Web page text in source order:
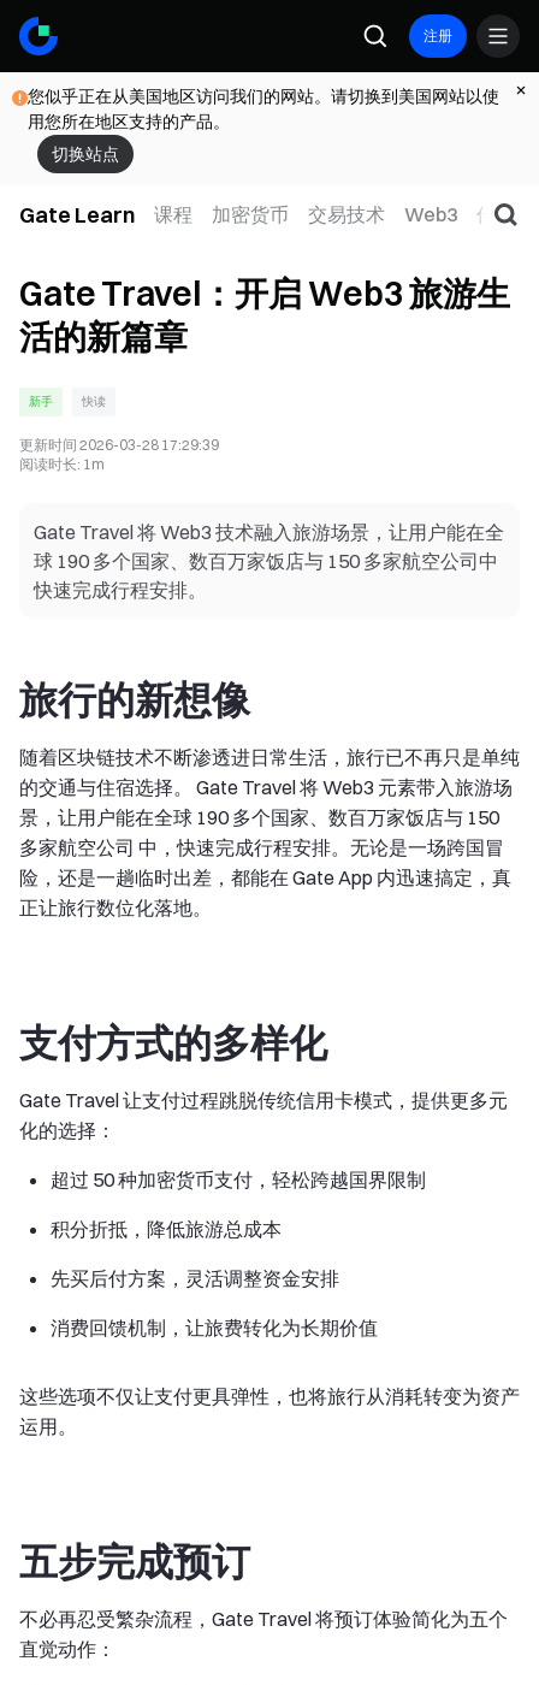
注册
您似乎正在从美国地区访问我们的网站。请切换到美国网站以使
用您所在地区支持的产品。
切换站点
Gate Learn 课程 加密货币 交易技术 Web3 传统金
Gate Travel：开启 Web3 旅游生
活的新篇章
新手 快读
更新时间 2026-03-28 17:29:39
阅读时长: 1m
Gate Travel 将 Web3 技术融入旅游场景，让用户能在全
球 190 多个国家、数百万家饭店与 150 多家航空公司中
快速完成行程安排。
旅行的新想像
随着区块链技术不断渗透进日常生活，旅行已不再只是单纯
的交通与住宿选择。 Gate Travel 将 Web3 元素带入旅游场
景，让用户能在全球 190 多个国家、数百万家饭店与 150
多家航空公司 中，快速完成行程安排。无论是一场跨国冒
险，还是一趟临时出差，都能在 Gate App 内迅速搞定，真
正让旅行数位化落地。
支付方式的多样化
Gate Travel 让支付过程跳脱传统信用卡模式，提供更多元
化的选择：
超过 50 种加密货币支付，轻松跨越国界限制
积分折抵，降低旅游总成本
先买后付方案，灵活调整资金安排
消费回馈机制，让旅费转化为长期价值
这些选项不仅让支付更具弹性，也将旅行从消耗转变为资产
运用。
五步完成预订
不必再忍受繁杂流程，Gate Travel 将预订体验简化为五个
直觉动作：